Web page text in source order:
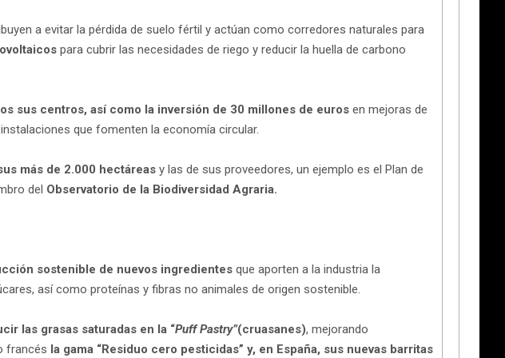
a evitar la pérdida de suelo fértil y actúan como corredores naturales para
para cubrir las necesidades de riego y reducir la huella de carbono
sus centros, así como la inversión de 30 millones de euros en mejoras de
que fomenten la economía circular.
más de 2.000 hectáreas y las de sus proveedores, un ejemplo es el Plan de
del Observatorio de la Biodiversidad Agraria.
sostenible de nuevos ingredientes que aporten a la industria la
así como proteínas y fibras no animales de origen sostenible.
las grasas saturadas en la “Puff Pastry”(cruasanes), mejorando
francés la gama “Residuo cero pesticidas” y, en España, sus nuevas barritas